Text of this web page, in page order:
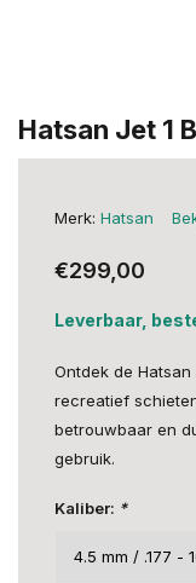
Hatsan Jet 1
Merk: Hatsan
€299,00
Leverbaar,
Ontdek de
recreatief
betrouwbaar en
gebruik.
Kaliber: *